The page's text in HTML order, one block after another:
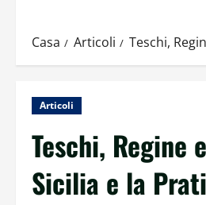
Casa Articoli Teschi,
Articoli
Teschi, Regine
Sicilia e la